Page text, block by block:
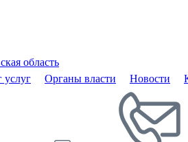
область
услуг Органы власти Новости